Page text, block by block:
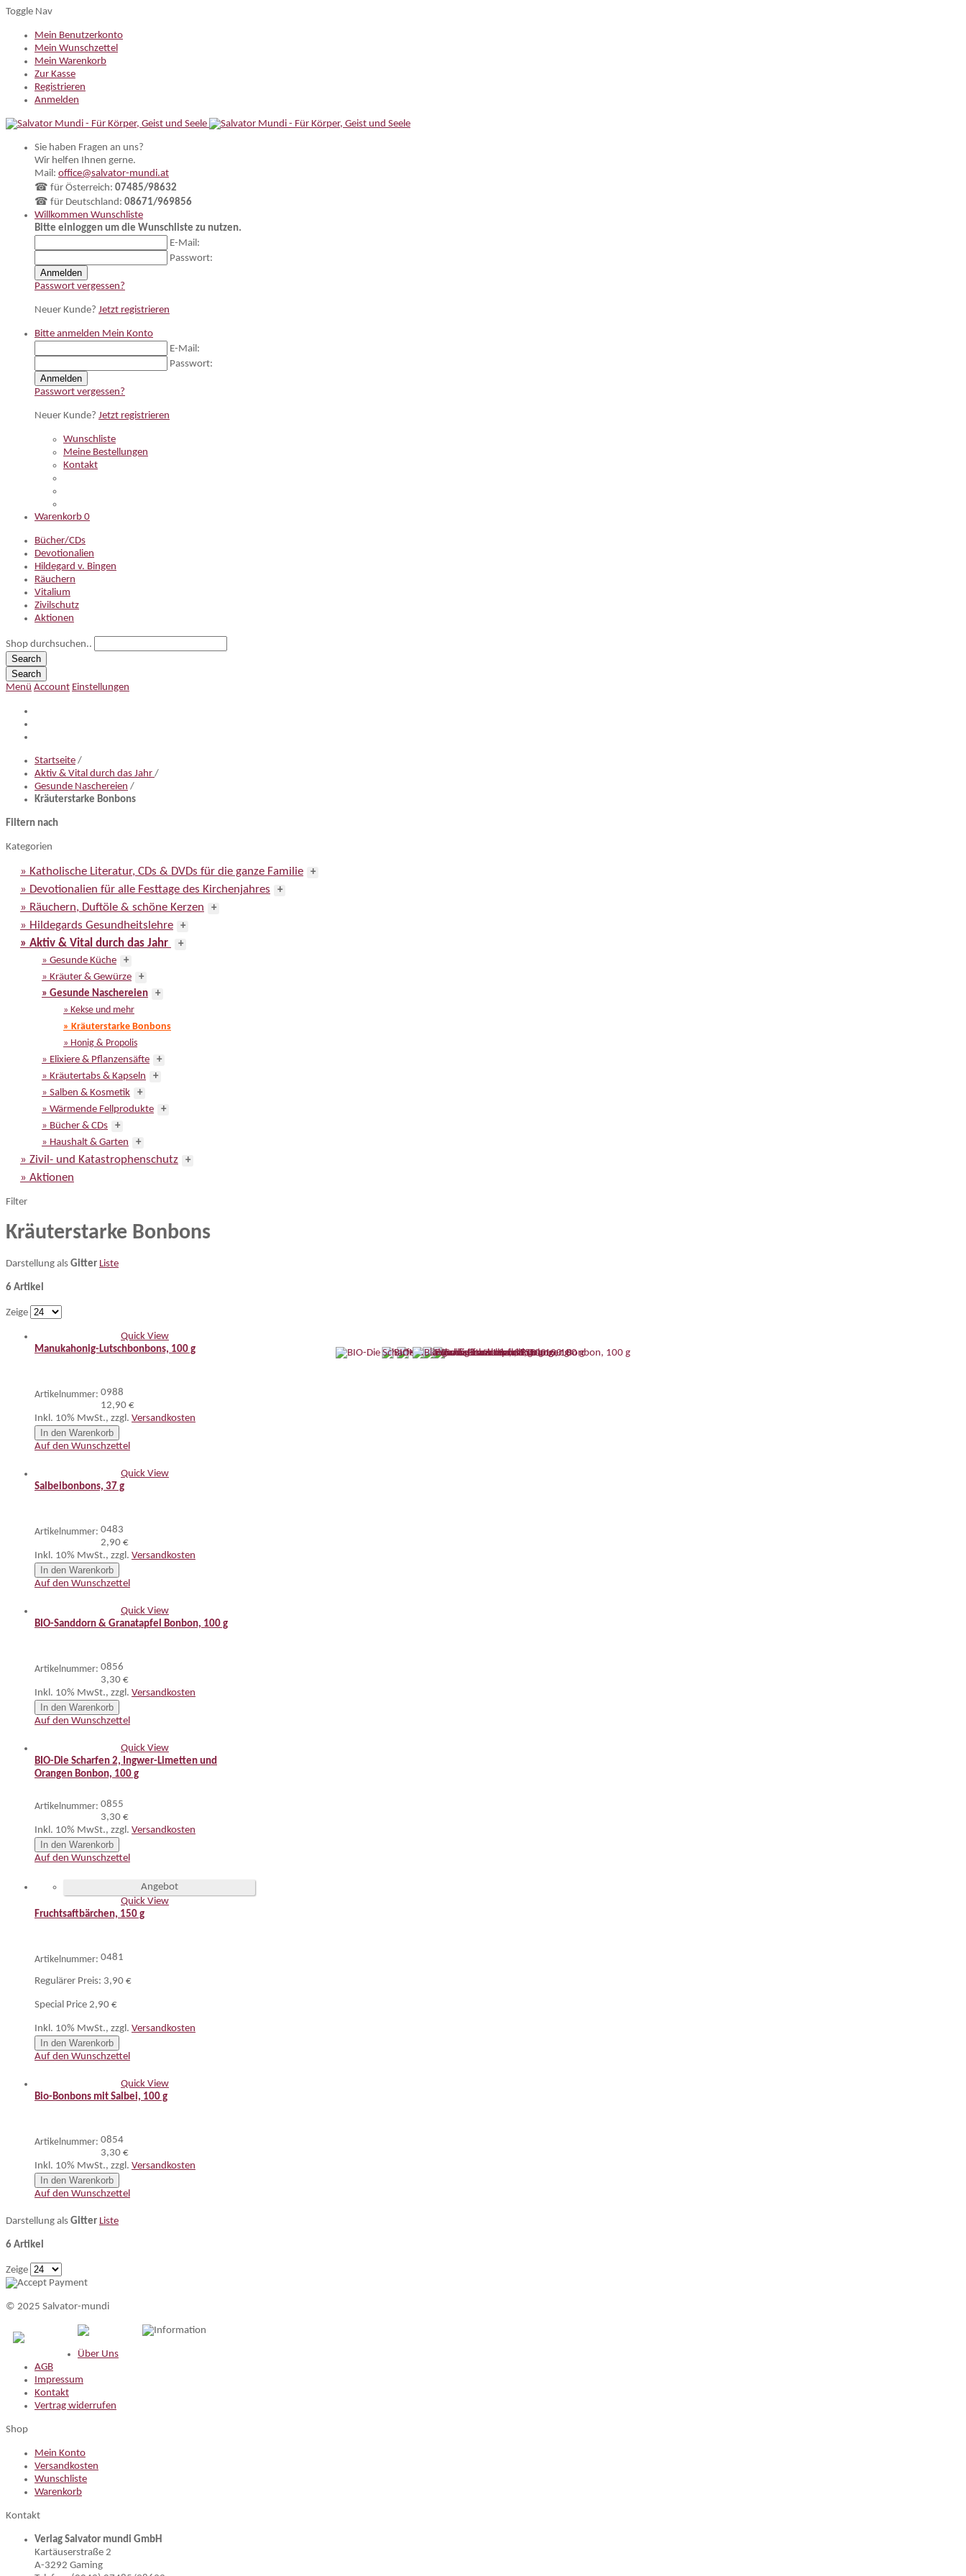
Toggle Nav
Mein Benutzerkonto
Mein Wunschzettel
Mein Warenkorb
Zur Kasse
Registrieren
Anmelden
Sie haben Fragen an uns?
Wir helfen Ihnen gerne.
Mail: office@salvator-mundi.at
☎ für Österreich: 07485/98632
☎ für Deutschland: 08671/969856
Willkommen Wunschliste
Bitte einloggen um die Wunschliste zu nutzen.
E-Mail:
Passwort:
Anmelden
Passwort vergessen?
Neuer Kunde? Jetzt registrieren
Bitte anmelden Mein Konto
E-Mail:
Passwort:
Anmelden
Passwort vergessen?
Neuer Kunde? Jetzt registrieren
Wunschliste
Meine Bestellungen
Kontakt
Warenkorb 0
Bücher/CDs
Devotionalien
Hildegard v. Bingen
Räuchern
Vitalium
Zivilschutz
Aktionen
Shop durchsuchen..
Search
Search
Menü Account Einstellungen
Startseite /
Aktiv & Vital durch das Jahr /
Gesunde Naschereien /
Kräuterstarke Bonbons
Filtern nach
Kategorien
» Katholische Literatur, CDs & DVDs für die ganze Familie +
» Devotionalien für alle Festtage des Kirchenjahres +
» Räuchern, Duftöle & schöne Kerzen +
» Hildegards Gesundheitslehre +
» Aktiv & Vital durch das Jahr
+
» Gesunde Küche
+
» Kräuter & Gewürze
+
» Gesunde Naschereien
+
» Kekse und mehr
» Kräuterstarke Bonbons
» Honig & Propolis
» Elixiere & Pflanzensäfte
+
» Kräutertabs & Kapseln
+
» Salben & Kosmetik
+
» Wärmende Fellprodukte
+
» Bücher & CDs
+
» Haushalt & Garten
+
» Zivil- und Katastrophenschutz +
» Aktionen
Filter
Kräuterstarke Bonbons
Darstellung als Gitter Liste
6 Artikel
Zeige
Quick View
Manukahonig-Lutschbonbons, 100 g
Artikelnummer: 0988
12,90 €
Inkl. 10% MwSt., zzgl. Versandkosten
In den Warenkorb
Auf den Wunschzettel
Quick View
Salbeibonbons, 37 g
Artikelnummer: 0483
2,90 €
Inkl. 10% MwSt., zzgl. Versandkosten
In den Warenkorb
Auf den Wunschzettel
Quick View
BIO-Sanddorn & Granatapfel Bonbon, 100 g
Artikelnummer: 0856
3,30 €
Inkl. 10% MwSt., zzgl. Versandkosten
In den Warenkorb
Auf den Wunschzettel
Quick View
BIO-Die Scharfen 2, Ingwer-Limetten und
Orangen Bonbon, 100 g
Artikelnummer: 0855
3,30 €
Inkl. 10% MwSt., zzgl. Versandkosten
In den Warenkorb
Auf den Wunschzettel
Angebot
Quick View
Fruchtsaftbärchen, 150 g
Artikelnummer: 0481
Regulärer Preis: 3,90 €
Special Price 2,90 €
Inkl. 10% MwSt., zzgl. Versandkosten
In den Warenkorb
Auf den Wunschzettel
Quick View
Bio-Bonbons mit Salbei, 100 g
Artikelnummer: 0854
3,30 €
Inkl. 10% MwSt., zzgl. Versandkosten
In den Warenkorb
Auf den Wunschzettel
Darstellung als Gitter Liste
6 Artikel
Zeige
© 2025 Salvator-mundi
Information
Über Uns
AGB
Impressum
Kontakt
Vertrag widerrufen
Shop
Mein Konto
Versandkosten
Wunschliste
Warenkorb
Kontakt
Verlag Salvator mundi GmbH
Kartäuserstraße 2
A-3292 Gaming